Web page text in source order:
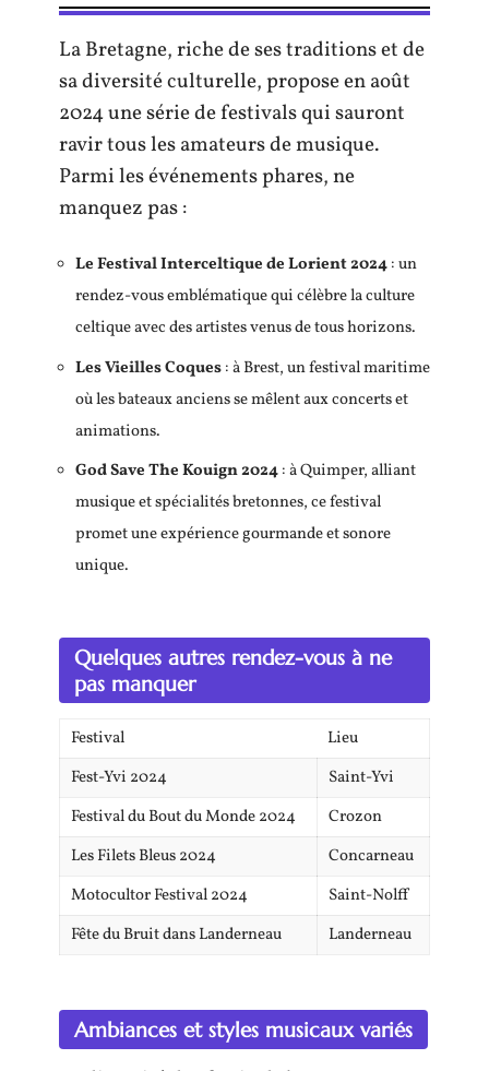
La Bretagne, riche de ses traditions et de
sa diversité culturelle, propose en août
2024 une série de festivals qui sauront
ravir tous les amateurs de musique.
Parmi les événements phares, ne
manquez pas :
Le Festival Interceltique de Lorient 2024: un
rendez-vous emblématique qui célèbre la culture
celtique avec des artistes venus de tous horizons.
Les Vieilles Coques: à Brest, un festival maritime
où les bateaux anciens se mêlent aux concerts et
animations.
God Save The Kouign 2024: à Quimper, alliant
musique et spécialités bretonnes, ce festival
promet une expérience gourmande et sonore
unique.
Quelques autres rendez-vous à ne
pas manquer
Festival
Lieu
Fest-Yvi 2024
Saint-Yvi
Festival du Bout du Monde 2024
Crozon
Les Filets Bleus 2024
Concarneau
Motocultor Festival 2024
Saint-Nolff
Fête du Bruit dans Landerneau
Landerneau
Ambiances et styles musicaux variés